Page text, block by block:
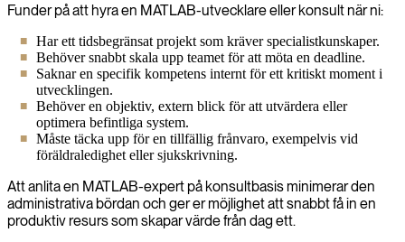
Funder på att hyra en MATLAB-utvecklare eller konsult när ni:
Har ett tidsbegränsat projekt som kräver specialistkunskaper.
Behöver snabbt skala upp teamet för att möta en deadline.
Saknar en specifik kompetens internt för ett kritiskt moment i
utvecklingen.
Behöver en objektiv, extern blick för att utvärdera eller
optimera befintliga system.
Måste täcka upp för en tillfällig frånvaro, exempelvis vid
föräldraledighet eller sjukskrivning.
Att anlita en MATLAB-expert på konsultbasis minimerar den
administrativa bördan och ger er möjlighet att snabbt få in en
produktiv resurs som skapar värde från dag ett.